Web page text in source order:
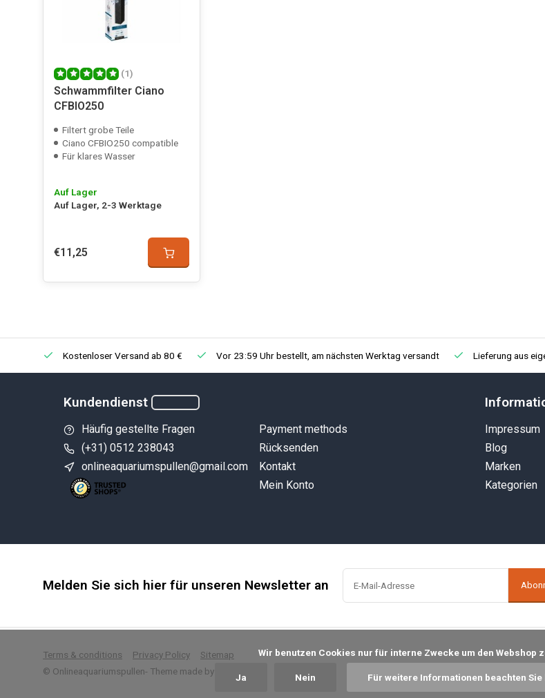
(1)
Schwammfilter Ciano
CFBIO250
Filtert grobe Teile
Ciano CFBIO250 compatible
Für klares Wasser
Auf Lager
Auf Lager, 2-3 Werktage
€11,25
Kostenloser Versand ab 80 € Vor 23:59 Uhr bestellt, am nächsten Werktag versandt Lieferung aus
Kundendienst
Häufig gestellte Fragen
(+31) 0512 238043
onlineaquariumspullen@gmail.com
Payment methods
Rücksenden
Kontakt
Mein Konto
Impressum
Blog
Marken
Kategorien
Melden Sie sich hier für unseren Newsletter an
Terms & conditions Privacy Policy
Sitemap
© Onlineaquariumspullen- Theme made by
            Wir benutzen Cookies nur für interne Zwecke um den Webshop zu verbessern. Ist das in Ordnung?
Ja Nein Für weitere Informationen beachten